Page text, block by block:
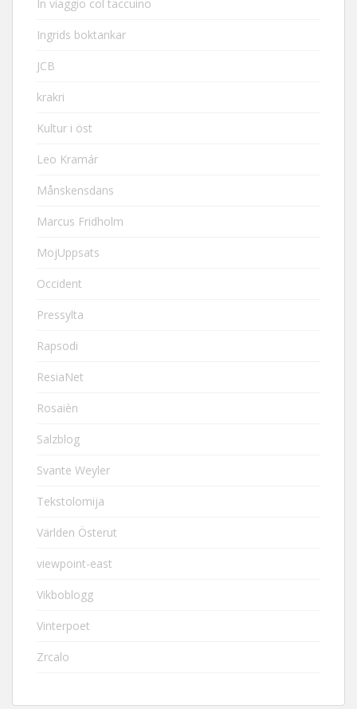
In viaggio col taccuino
Ingrids boktankar
JCB
krakri
Kultur i öst
Leo Kramár
Månskensdans
Marcus Fridholm
MojUppsats
Occident
Pressylta
Rapsodi
ResiaNet
Rosaièn
Salzblog
Svante Weyler
Tekstolomija
Världen Österut
viewpoint-east
Vikboblogg
Vinterpoet
Zrcalo